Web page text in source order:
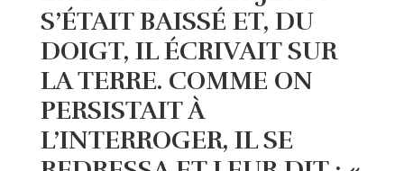
S’ÉTAIT BAISSÉ ET, DU
DOIGT, IL ÉCRIVAIT SUR
LA TERRE. COMME ON
PERSISTAIT À
L’INTERROGER, IL SE